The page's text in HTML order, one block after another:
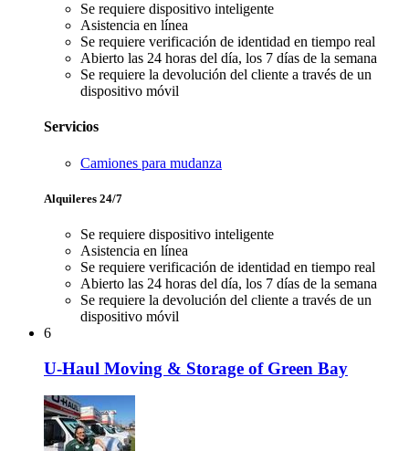
Se requiere dispositivo inteligente
Asistencia en línea
Se requiere verificación de identidad en tiempo real
Abierto las 24 horas del día, los 7 días de la semana
Se requiere la devolución del cliente a través de un
dispositivo móvil
Servicios
Camiones para mudanza
Alquileres 24/7
Se requiere dispositivo inteligente
Asistencia en línea
Se requiere verificación de identidad en tiempo real
Abierto las 24 horas del día, los 7 días de la semana
Se requiere la devolución del cliente a través de un
dispositivo móvil
6
U-Haul Moving & Storage of Green Bay